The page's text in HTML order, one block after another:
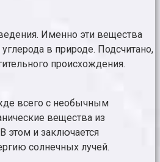
Именно эти вещества
в природе. Подсчитано,
происхождения.
всего с необычным
вещества из
этом и заключается
солнечных лучей.